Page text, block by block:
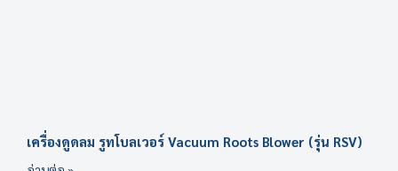
เครื่องดูดลม รูทโบลเวอร์ Vacuum Roots Blower (รุ่น RSV)